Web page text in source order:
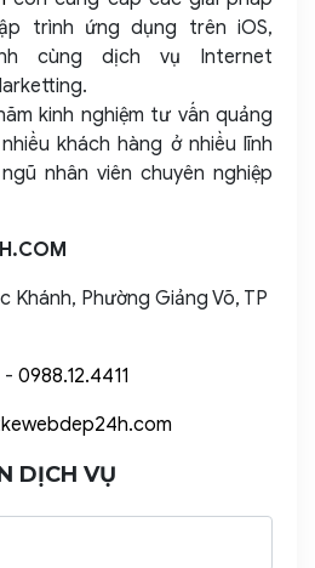
trình ứng dụng trên iOS,
cùng dịch vụ Internet
kinh nghiệm tư vấn quảng
khách hàng ở nhiều lĩnh
nhân viên chuyên nghiệp
Khánh, Phường Giảng Võ, TP
- 0988.12.4411
DỊCH VỤ